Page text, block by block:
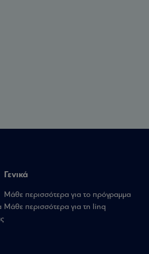
Γενικά
Μάθε περισσότερα για το πρόγραμμα
Μάθε περισσότερα για τη linq